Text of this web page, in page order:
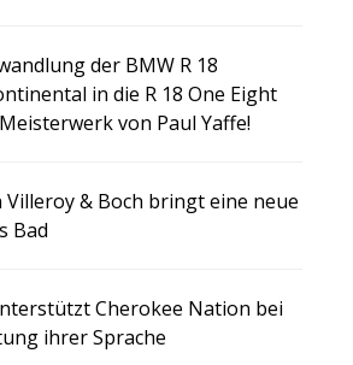
der BMW R 18
in die R 18 One Eight
Meisterwerk von Paul Yaffe!
Villeroy & Boch bringt eine neue
Bad
Cherokee Nation bei
ihrer Sprache